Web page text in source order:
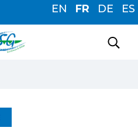
EN FR DE ES
Saint-Germain-du-